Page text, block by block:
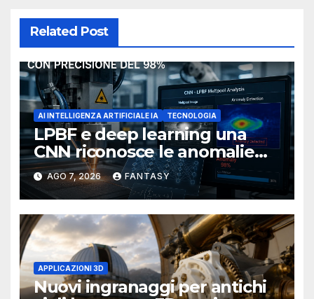
Related Post
AI INTELLIGENZA ARTIFICIALE IA TECNOLOGIA
LPBF e deep learning una
CNN riconosce le anomalie
del bagno di fusione
AGO 7, 2026 FANTASY
APPLICAZIONI 3D
Nuovi ingranaggi per antichi